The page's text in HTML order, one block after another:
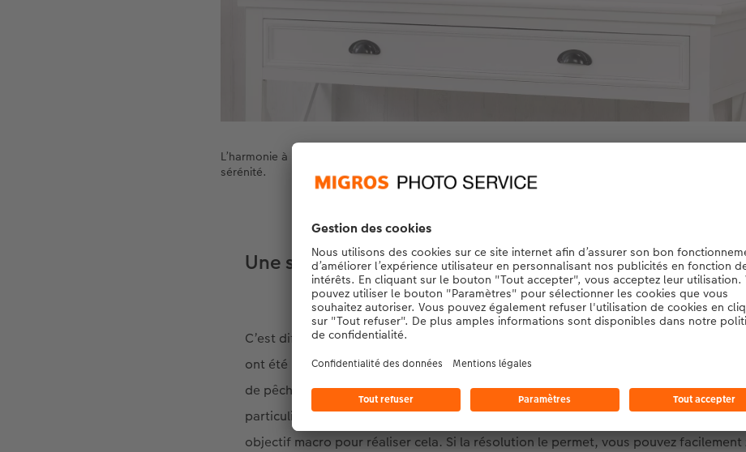
L’harmonie à l’état pur : Le format carré, la suspension droite et les différentes nuances de rose
sérénité.
Une splendeur florale incomparable
C’est difficile à croire, mais toutes ces photos proviennent d’un seul jardin, où les
ont été photographiées au printemps, les roses en été, les feuillages colorés en
de pêcher dans la neige. Grâce à l’alignement rapproché des photos, les
particulièrement bien mises en valeur dans les tons roses et violets. Vous n’avez
objectif macro pour réaliser cela. Si la résolution le permet, vous pouvez facilement